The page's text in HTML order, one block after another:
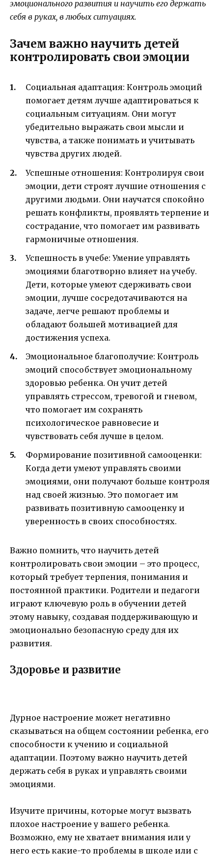
эмоционального развития и научить его держать
себя в руках, в любых ситуациях.
Зачем важно научить детей
контролировать свои эмоции
Социальная адаптация: Контроль эмоций
помогает детям лучше адаптироваться к
социальным ситуациям. Они могут
убедительно выражать свои мысли и
чувства, а также понимать и учитывать
чувства других людей.
Успешные отношения: Контролируя свои
эмоции, дети строят лучшие отношения с
другими людьми. Они научатся спокойно
решать конфликты, проявлять терпение и
сострадание, что помогает им развивать
гармоничные отношения.
Успешность в учебе: Умение управлять
эмоциями благотворно влияет на учебу.
Дети, которые умеют сдерживать свои
эмоции, лучше сосредотачиваются на
задаче, легче решают проблемы и
обладают большей мотивацией для
достижения успеха.
Эмоциональное благополучие: Контроль
эмоций способствует эмоциональному
здоровью ребенка. Он учит детей
управлять стрессом, тревогой и гневом,
что помогает им сохранять
психологическое равновесие и
чувствовать себя лучше в целом.
Формирование позитивной самооценки:
Когда дети умеют управлять своими
эмоциями, они получают больше контроля
над своей жизнью. Это помогает им
развивать позитивную самооценку и
уверенность в своих способностях.
Важно помнить, что научить детей
контролировать свои эмоции – это процесс,
который требует терпения, понимания и
постоянной практики. Родители и педагоги
играют ключевую роль в обучении детей
этому навыку, создавая поддерживающую и
эмоционально безопасную среду для их
развития.
Здоровье и развитие
Дурное настроение может негативно
сказываться на общем состоянии ребенка, его
способности к учению и социальной
адаптации. Поэтому важно научить детей
держать себя в руках и управлять своими
эмоциями.
Изучите причины, которые могут вызвать
плохое настроение у вашего ребенка.
Возможно, ему не хватает внимания или у
него есть какие-то проблемы в школе или с